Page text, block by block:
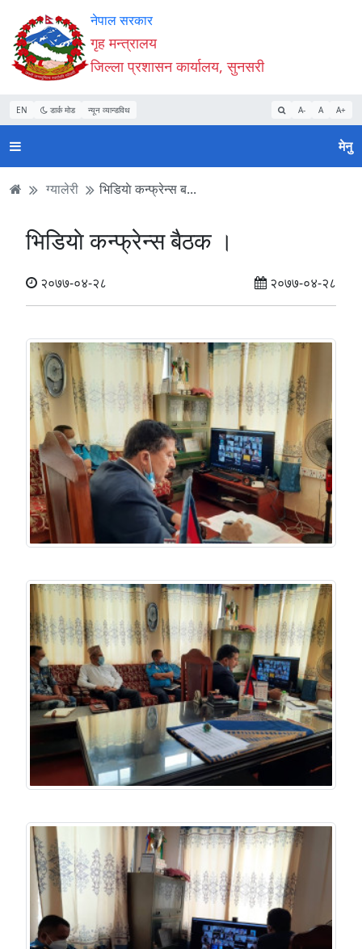
Accessibility
Mode
सुरु
गर्नुहोस्
सामाग्री
पढ्नुहाेस्
नेभिगेसन
पढ्नुहाेस्
वेबसाइट
खोजमा
जानुहोस्
नेपाल सरकार
गृह मन्त्रालय
जिल्ला प्रशासन कार्यालय, सुनसरी
EN डार्क मोड न्यून व्यान्डविथ A- A A+
मेनु
ग्यालेरी भिडियाे कन्फ्रेन्स ब...
भिडियाे कन्फ्रेन्स बैठक ।
२०७७-०४-२८ २०७७-०४-२८